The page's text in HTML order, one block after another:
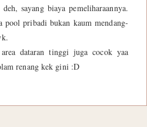
sayang biaya pemeliharaannya.
pool pribadi bukan kaum mendang-
dataran tinggi juga cocok yaa
renang kek gini :D